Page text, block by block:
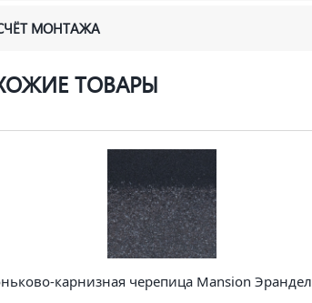
МОНТАЖА
ТОВАРЫ
карнизная черепица Mansion Эрандел